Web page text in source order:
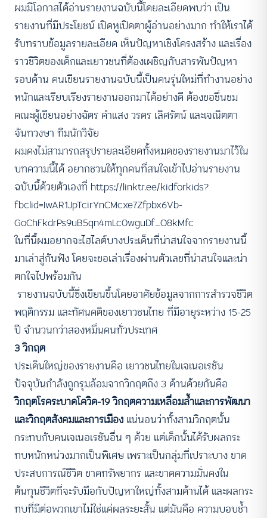
ผมมีโอกาสได้อ่านรายงานฉบับนี้โดยละเอียดพบว่า เป็น
รายงานที่มีประโยชน์ เปิดหูเปิดตาผู้อ่านอย่างมาก ทำให้เราได้
รับทราบข้อมูลรายละเอียด เห็นปัญหาเชิงโครงสร้าง และเรื่อง
ราวชีวิตของเด็กและเยาวชนที่ต้องเผชิญกับสารพันปัญหา
รอบด้าน คนเขียนรายงานฉบับนี้เป็นคนรุ่นใหม่ที่ทำงานอย่าง
หนักและเรียบเรียงรายงานออกมาได้อย่างดี ต้องขอชื่นชม
คณะผู้เขียนอย่างฉัตร คำแสง วรดร เลิศรัตน์ และเจณิตตา
จันทวงษา ทีมนักวิจัย
ผมคงไม่สามารถสรุปรายละเอียดทั้งหมดของรายงานมาไว้ใน
บทความนี้ได้ อยากชวนให้ทุกคนที่สนใจเข้าไปอ่านรายงาน
ฉบับนี้ด้วยตัวเองที่ https://linktr.ee/kidforkids?
fbclid=IwAR1JpTcirYnCMcxe7Zfpbx6Vb-
GoChFkdrPs9uB5qn4mLc0wguDf_O8kMfc
ในที่นี้ผมอยากจะไฮไลต์บางประเด็นที่น่าสนใจจากรายงานนี้
มาเล่าสู่กันฟัง โดยจะขอเล่าเรื่องผ่านตัวเลขที่น่าสนใจและน่า
ตกใจไปพร้อมกัน
รายงานฉบับนี้ซึ่งเขียนขึ้นโดยอาศัยข้อมูลจากการสำรวจชีวิต
พฤติกรรม และทัศนคติของเยาวชนไทย ที่มีอายุระหว่าง 15-25
ปี จำนวนกว่าสองหมื่นคนทั่วประเทศ
3 วิกฤต
ประเด็นใหญ่ของรายงานคือ เยาวชนไทยในเจเนอเรชัน
ปัจจุบันกำลังถูกรุมล้อมจากวิกฤตถึง 3 ด้านด้วยกันคือ
วิกฤตโรคระบาดโควิด-19 วิกฤตความเหลื่อมล้ำและการพัฒนา
และวิกฤตสังคมและการเมือง แน่นอนว่าทั้งสามวิกฤตนั้น
กระทบกับคนเจเนอเรชันอื่น ๆ ด้วย แต่เด็กนั้นได้รับผลกระ
ทบหนักหน่วงมากเป็นพิเศษ เพราะเป็นกลุ่มที่เปราะบาง ขาด
ประสบการณ์ชีวิต ขาดทรัพยากร และขาดความมั่นคงใน
ต้นทุนชีวิตที่จะรับมือกับปัญหาใหญ่ทั้งสามด้านได้ และผลกระ
ทบที่มีต่อพวกเขาไม่ใช่แค่ผลระยะสั้น แต่มันคือ ความบอบช้ำ